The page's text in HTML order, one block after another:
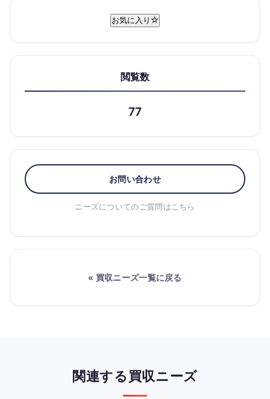
お気に入り
閲覧数
77
お問い合わせ
ニーズについてのご質問はこちら
« 買収ニーズ一覧に戻る
関連する買収ニーズ